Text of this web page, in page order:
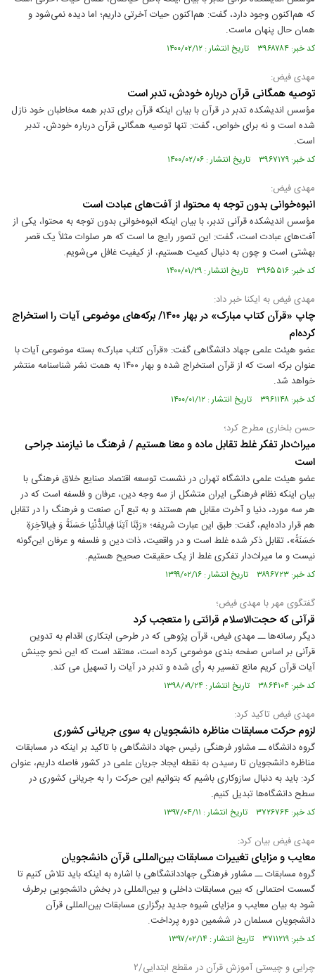
که هم‌اکنون وجود دارد، گفت: هم‌اکنون حیات آخرتی داریم؛ اما دیده نمی‌شود و
همان حال پنهان ماست.
کد خبر: ۳۹۶۸۷۸۴ تاریخ انتشار : ۱۴۰۰/۰۲/۱۲
مهدی فیض:
توصیه همگانی قرآن درباره خودش، تدبر است
مؤسس اندیشکده تدبر در قرآن با بیان اینکه قرآن برای تدبر همه مخاطبان خود نازل
شده است و نه برای خواص، گفت: تنها توصیه همگانی قرآن درباره خودش، تدبر
است.
کد خبر: ۳۹۶۷۱۷۹ تاریخ انتشار : ۱۴۰۰/۰۲/۰۶
مهدی فیض:
انبوه‌خوانی بدون توجه به محتوا، از آفت‌های عبادت است
مؤسس اندیشکده قرآنی تدبر، با بیان اینکه انبوه‌خوانی بدون توجه به محتوا، یکی از
آفت‌های عبادت است، گفت: این تصور رایج ما است که هر صلوات مثلاً یک قصر
بهشتی است و چون به دنبال کمیت هستیم، از کیفیت غافل می‌شویم.
کد خبر: ۳۹۶۵۵۱۶ تاریخ انتشار : ۱۴۰۰/۰۱/۲۹
مهدی فیض به ایکنا خبر داد:
چاپ «قرآن کتاب مبارک» در بهار ۱۴۰۰/ برکه‌های موضوعی آیات را استخراج
کرده‌ام
عضو هیئت علمی جهاد دانشگاهی گفت: «قرآن کتاب مبارک» بسته موضوعی آیات با
عنوان برکه است که از قرآن استخراج شده و بهار ۱۴۰۰ به همت نشر شناسنامه منتشر
خواهد شد.
کد خبر: ۳۹۶۱۱۴۸ تاریخ انتشار : ۱۴۰۰/۰۱/۱۲
حسن بلخاری مطرح کرد؛
میراث‌دار تفکر غلط تقابل ماده و معنا هستیم / فرهنگ ما نیازمند جراحی
است
عضو هیئت علمی دانشگاه تهران در نشست توسعه اقتصاد صنایع خلاق فرهنگی با
بیان اینکه نظام فرهنگی ایران متشکل از سه وجه دین، عرفان و فلسفه است که در
هر سه مورد، دنیا و آخرت مقابل هم‌ هستند و به تبع آن صنعت و فرهنگ را در تقابل
هم قرار داده‌ایم، گفت: طبق این عبارت شریفه؛ «رَبَّنَا آتِنَا فِی‏الدُّنْیَا حَسَنَةً وَ فِی‏الآخِرَةِ
حَسَنَةً»، تقابل ذکر شده غلط است و در واقعیت، ذات دین و فلسفه و عرفان این‌گونه
نیست و ما میراث‌دار تفکری غلط از یک حقیقت صحیح هستیم.
کد خبر: ۳۸۹۶۷۲۳ تاریخ انتشار : ۱۳۹۹/۰۲/۱۶
گفتگوی مهر با مهدی فیض؛
قرآنی که حجت‌الاسلام قرائتی را متعجب کرد
دیگر رسانه‌ها ــ مهدی فیض، قرآن پژوهی که در طرحی ابتکاری اقدام به تدوین
قرآنی بر اساس صفحه بندی موضوعی کرده است، معتقد است که این نحو چینش
آیات قرآن کریم مانع تفسیر به رأی شده و تدبر در آیات را تسهیل می کند.
کد خبر: ۳۸۶۴۱۰۴ تاریخ انتشار : ۱۳۹۸/۰۹/۲۴
مهدی فیض تاکید کرد:
لزوم حرکت مسابقات مناظره دانشجویان به سوی جریانی کشوری
گروه دانشگاه ــ مشاور فرهنگی رئیس جهاد دانشگاهی با تاکید بر اینکه در مسابقات
مناظره دانشجویان تا رسیدن به نقطه ایجاد جریان علمی در کشور فاصله داریم، عنوان
کرد: باید به دنبال سازوکاری باشیم که بتوانیم این حرکت را به جریانی کشوری در
سطح دانشگاه‌ها تبدیل کنیم.
کد خبر: ۳۷۲۶۷۶۴ تاریخ انتشار : ۱۳۹۷/۰۴/۱۱
مهدی فیض بیان کرد:
معایب و مزایای تغییرات مسابقات بین‌المللی قرآن دانشجویان
گروه مسابقات ــ مشاور فرهنگی جهاددانشگاهی با اشاره به اینکه باید تلاش کنیم تا
گسست احتمالی که بین مسابقات داخلی و بین‌المللی در بخش دانشجویی برطرف
شود به بیان معایب و مزایای شیوه جدید برگزاری مسابقات بین‌المللی قرآن
دانشجویان مسلمان در ششمین دوره پرداخت.
کد خبر: ۳۷۱۱۲۱۹ تاریخ انتشار : ۱۳۹۷/۰۲/۱۴
چرایی و چیستی آموزش قرآن در مقطع ابتدایی/۲